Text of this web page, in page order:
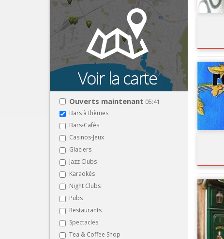
Ouverts maintenant 05:41
Bars à thèmes
Bars-Cafés
Casinos-Jeux
Glaciers
Jazz Clubs
Karaokés
Night Clubs
Pubs
Restaurants
Spectacles
Tea & Coffee Shop